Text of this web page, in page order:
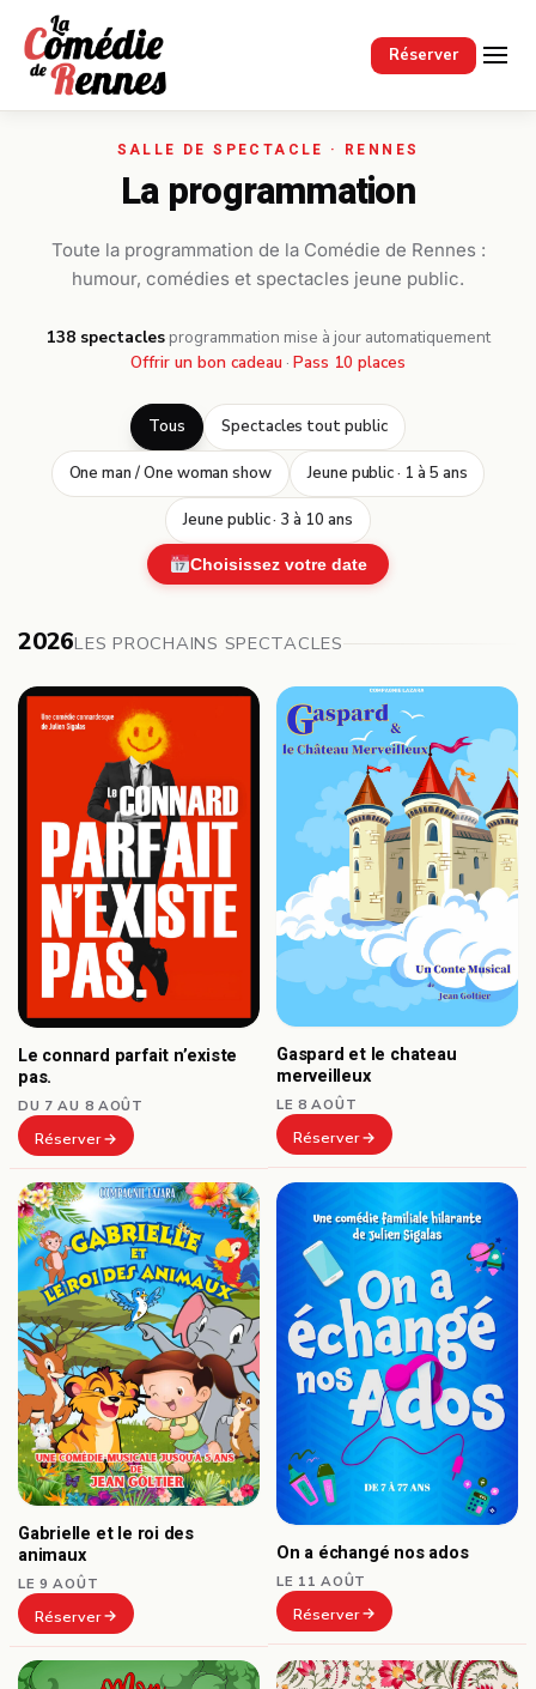
Réserver
Passer au contenu principal
La programmation
Toute la programmation de la Comédie de Rennes :
humour, comédies et spectacles jeune public.
138 spectacles· programmation mise à jour automatiquement
Offrir un bon cadeau · Pass 10 places
Tous Spectacles tout public
One man / One woman show Jeune public · 1 à 5 ans
Jeune public · 3 à 10 ans
Choisissez votre date
2026LES PROCHAINS SPECTACLES
Le connard parfait n’existe
pas.
DU 7 AU 8 AOÛT
Réserver
Gaspard et le chateau
merveilleux
LE 8 AOÛT
Réserver
Gabrielle et le roi des
animaux
LE 9 AOÛT
Réserver
On a échangé nos ados
LE 11 AOÛT
Réserver